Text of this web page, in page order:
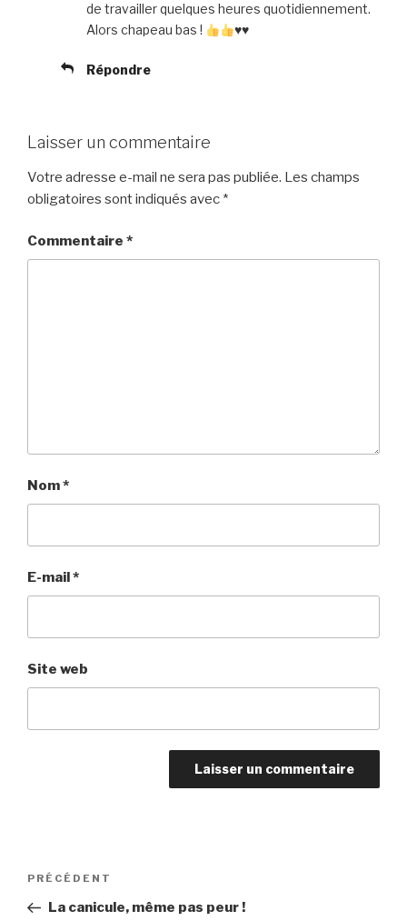
de travailler quelques heures quotidiennement.
Alors chapeau bas !
♥️♥️
Répondre
Laisser un commentaire
Votre adresse e-mail ne sera pas publiée. Les champs
obligatoires sont indiqués avec *
Commentaire *
Nom*
E-mail*
Site web
Navigation
Article
précédent
PRÉCÉDENT
La canicule, même pas peur !